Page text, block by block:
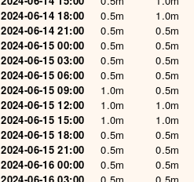
2024-06-14 18:00
2024-06-14 21:00
2024-06-15 00:00
2024-06-15 03:00
2024-06-15 06:00
2024-06-15 09:00
2024-06-15 12:00
2024-06-15 15:00
2024-06-15 18:00
2024-06-15 21:00
2024-06-16 00:00
0.5m
0.5m
0.5m
0.5m
0.5m
1.0m
1.0m
1.0m
0.5m
0.5m
0.5m
1.0m
0.5m
0.5m
0.5m
0.5m
0.5m
1.0m
1.0m
0.5m
0.5m
0.5m